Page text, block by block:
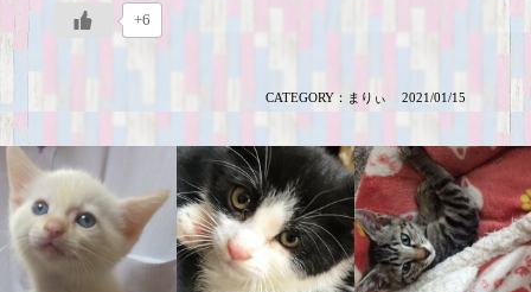
+6
CATEGORY： まりぃ 2021/01/15